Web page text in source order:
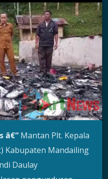
â€“ Mantan Plt. Kepala
Kabupaten Mandailing
Daulay